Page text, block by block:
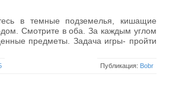
в темные подземелья, кишащие
Смотрите в оба. За каждым углом
предметы. Задача игры- пройти
Публикация: Bobr